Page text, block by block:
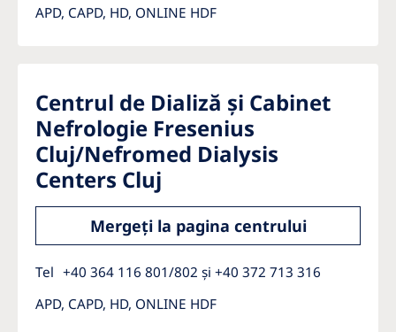
APD, CAPD, HD, ONLINE HDF
Centrul de Dializă și Cabinet
Nefrologie Fresenius
Cluj/Nefromed Dialysis
Centers Cluj
Mergeți la pagina centrului
Tel +40 364 116 801/802 și +40 372 713 316
APD, CAPD, HD, ONLINE HDF